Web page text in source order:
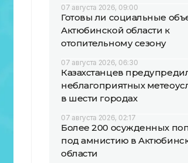
07 августа 2026, 09:00
Готовы ли социальные
Актюбинской области к
отопительному сезону
07 августа 2026, 06:30
Казахстанцев
неблагоприятных
в шести городах
07 августа 2026, 02:17
Более 200 осужденных
под амнистию в
области